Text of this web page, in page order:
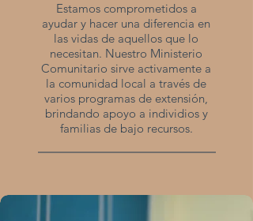
Estamos comprometidos a
ayudar y hacer una diferencia en
las vidas de aquellos que lo
necesitan. Nuestro Ministerio
Comunitario sirve activamente a
la comunidad local a través de
varios programas de extensión,
brindando apoyo a individios y
familias de bajo recursos.